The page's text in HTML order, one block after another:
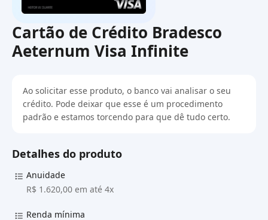
Cartão de Crédito Bradesco
Aeternum Visa Infinite
Ao solicitar esse produto, o banco vai analisar o seu
crédito. Pode deixar que esse é um procedimento
padrão e estamos torcendo para que dê tudo certo.
Detalhes do produto
Anuidade
R$ 1.620,00 em até 4x
Renda mínima